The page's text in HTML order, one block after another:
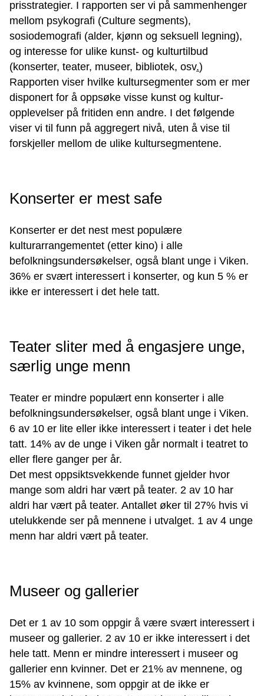
prisstrategier. I rapporten ser vi på sammenhenger
mellom psykografi (Culture segments),
sosiodemografi (alder, kjønn og seksuell legning),
og interesse for ulike kunst- og kulturtilbud
(konserter, teater, museer, bibliotek, osv.)
Rapporten viser hvilke kultursegmenter som er mer
disponert for å oppsøke visse kunst og kultur-
opplevelser på fritiden enn andre. I det følgende
viser vi til funn på aggregert nivå, uten å vise til
forskjeller mellom de ulike kultursegmentene.
Konserter er mest safe
Konserter er det nest mest populære
kulturarrangementet (etter kino) i alle
befolkningsundersøkelser, også blant unge i Viken.
36% er svært interessert i konserter, og kun 5 % er
ikke er interessert i det hele tatt.
Teater sliter med å engasjere unge,
særlig unge menn
Teater er mindre populært enn konserter i alle
befolkningsundersøkelser, også blant unge i Viken.
6 av 10 er lite eller ikke interessert i teater i det hele
tatt. 14% av de unge i Viken går normalt i teatret to
eller flere ganger per år.
Det mest oppsiktsvekkende funnet gjelder hvor
mange som aldri har vært på teater. 2 av 10 har
aldri har vært på teater. Antallet øker til 27% hvis vi
utelukkende ser på mennene i utvalget. 1 av 4 unge
menn har aldri vært på teater.
Museer og gallerier
Det er 1 av 10 som oppgir å være svært interessert i
museer og gallerier. 2 av 10 er ikke interessert i det
hele tatt. Menn er mindre interessert i museer og
gallerier enn kvinner. Det er 21% av mennene, og
15% av kvinnene, som oppgir at de ikke er